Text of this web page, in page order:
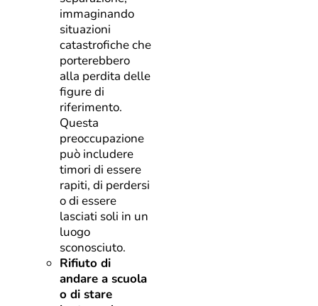
immaginando
situazioni
catastrofiche che
porterebbero
alla perdita delle
figure di
riferimento.
Questa
preoccupazione
può includere
timori di essere
rapiti, di perdersi
o di essere
lasciati soli in un
luogo
sconosciuto.
Rifiuto di
andare a scuola
o di stare